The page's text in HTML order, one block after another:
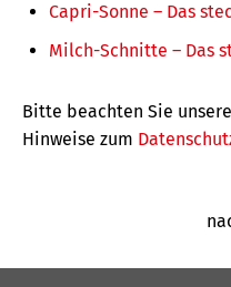
Capri-Sonne – Das
Milch-Schnitte – Das
Bitte beachten Sie unsere
Hinweise zum